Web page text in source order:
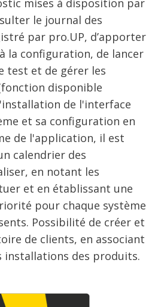
mises à disposition par
le journal des
par pro.UP, d’apporter
la configuration, de lancer
test et de gérer les
disponible
de l'interface
et sa configuration en
de l'application, il est
calendrier des
en notant les
et en établissant une
pour chaque système
Possibilité de créer et
de clients, en associant
installations des produits.